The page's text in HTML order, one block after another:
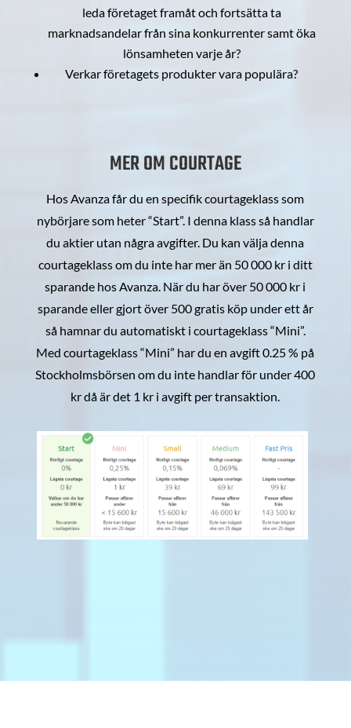
leda företaget framåt och fortsätta ta
marknadsandelar från sina konkurrenter samt öka
lönsamheten varje år?
Verkar företagets produkter vara populära?
MER OM COURTAGE
Hos Avanza får du en specifik courtageklass som
nybörjare som heter “Start”. I denna klass så handlar
du aktier utan några avgifter. Du kan välja denna
courtageklass om du inte har mer än 50 000 kr i ditt
sparande hos Avanza. När du har över 50 000 kr i
sparande eller gjort över 500 gratis köp under ett år
så hamnar du automatiskt i courtageklass “Mini”.
Med courtageklass “Mini” har du en avgift 0.25 % på
Stockholmsbörsen om du inte handlar för under 400
kr då är det 1 kr i avgift per transaktion.